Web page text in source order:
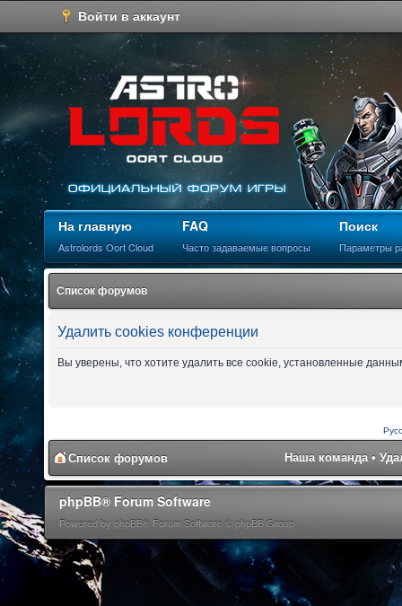
Войти в аккаунт
На главную
Astrolords Oort Cloud
FAQ
Часто задаваемые вопросы
Поиск
Параметры
Список форумов
Удалить cookies конференции
Вы уверены, что хотите удалить все cookie, установленные
Список форумов Наша команда•
phpBB® Forum Software
Powered by phpBB® Forum Software © phpBB Group